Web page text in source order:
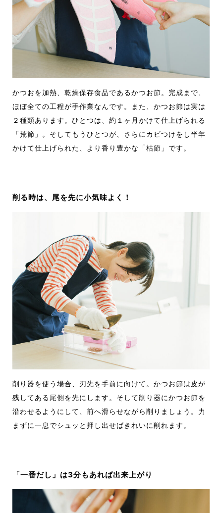
かつおを加熱、乾燥保存食品であるかつお節。完成まで、
ほぼ全ての工程が手作業なんです。また、かつお節は実は
２種類あります。ひとつは、約１ヶ月かけて仕上げられる
「荒節」。そしてもうひとつが、さらにカビつけをし半年
かけて仕上げられた、より香り豊かな「枯節」です。
削る時は、尾を先に小気味よく！
削り器を使う場合、刃先を手前に向けて。かつお節は皮が
残してある尾側を先にします。そして削り器にかつお節を
沿わせるようにして、前へ滑らせながら削りましょう。力
まずに一息でシュッと押し出せばきれいに削れます。
「一番だし」は3分もあれば出来上がり